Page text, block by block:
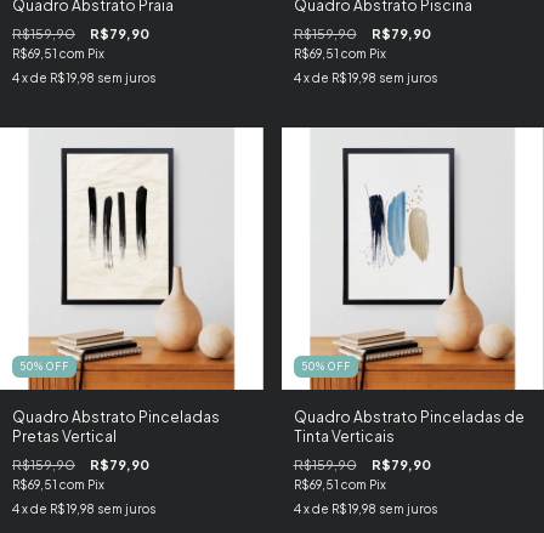
Quadro Abstrato Praia
R$159,90 R$79,90
R$69,51 com Pix
4x de R$19,98 sem juros
Quadro Abstrato Piscina
R$159,90 R$79,90
R$69,51 com Pix
4 x de R$19,98 sem juros
50% OFF
Quadro Abstrato Pinceladas
Pretas Vertical
R$159,90 R$79,90
R$69,51 com Pix
4x de R$19,98 sem juros
50% OFF
Quadro Abstrato Pinceladas de
Tinta Verticais
R$159,90 R$79,90
R$69,51 com Pix
4 x de R$19,98 sem juros